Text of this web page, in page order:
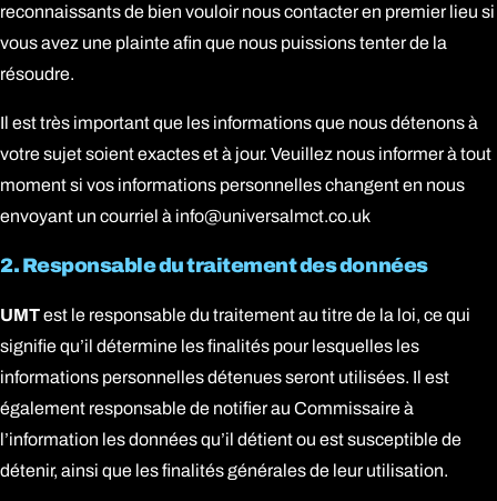
reconnaissants de bien vouloir nous contacter en premier lieu si
vous avez une plainte afin que nous puissions tenter de la
résoudre.
Il est très important que les informations que nous détenons à
votre sujet soient exactes et à jour. Veuillez nous informer à tout
moment si vos informations personnelles changent en nous
envoyant un courriel à info@universalmct.co.uk
2. Responsable du traitement des données
UMTest le responsable du traitement au titre de la loi, ce qui
signifie qu’il détermine les finalités pour lesquelles les
informations personnelles détenues seront utilisées. Il est
également responsable de notifier au Commissaire à
l’information les données qu’il détient ou est susceptible de
détenir, ainsi que les finalités générales de leur utilisation.